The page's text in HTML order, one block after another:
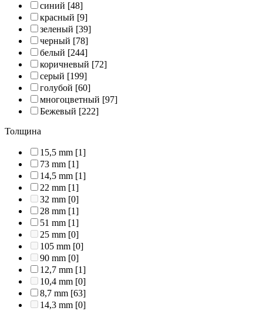
синий [48]
красный [9]
зеленый [39]
черный [78]
белый [244]
коричневый [72]
серый [199]
голубой [60]
многоцветный [97]
Бежевый [222]
Толщина
15,5 mm [1]
73 mm [1]
14,5 mm [1]
22 mm [1]
32 mm [0]
28 mm [1]
51 mm [1]
25 mm [0]
105 mm [0]
90 mm [0]
12,7 mm [1]
10,4 mm [0]
8,7 mm [63]
14,3 mm [0]